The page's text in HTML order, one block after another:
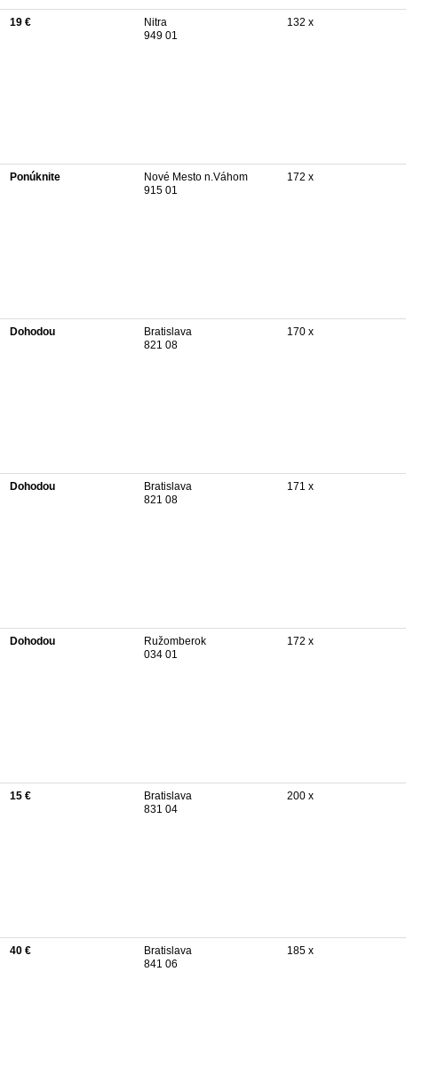
19 €
Nitra
949 01
132 x
Ponúknite
Nové Mesto n.Váhom
915 01
172 x
Dohodou
Bratislava
821 08
170 x
Dohodou
Bratislava
821 08
171 x
Dohodou
Ružomberok
034 01
172 x
15 €
Bratislava
831 04
200 x
40 €
Bratislava
841 06
185 x